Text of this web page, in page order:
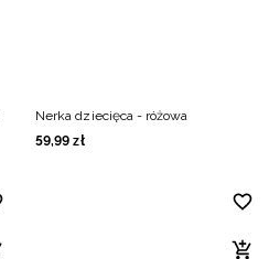
Nerka dziecięca - różowa
59,99 zł